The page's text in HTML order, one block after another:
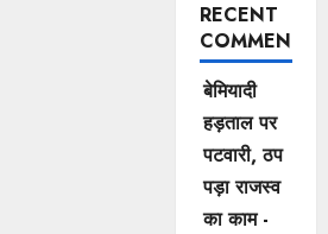
RECENT
COMMENTS
बेमियादी
हड़ताल पर
पटवारी, ठप
पड़ा राजस्व
का काम -